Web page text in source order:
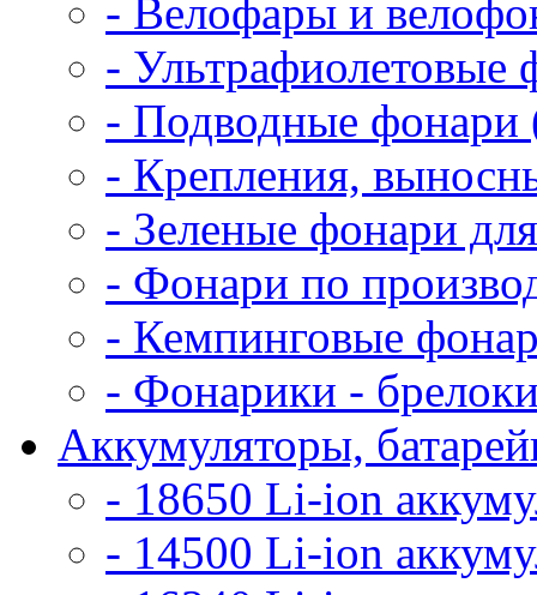
- Велофары и
- Ультрафиолетовые
- Подводные фонари
- Крепления,
- Зеленые фонари
- Фонари по
- Кемпинговые
- Фонарики -
Аккумуляторы,
- 18650 Li-ion
- 14500 Li-ion